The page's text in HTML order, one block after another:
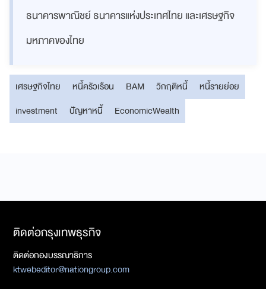
ธนาคารพาณิชย์ ธนาคารแห่งประเทศไทย และเศรษฐกิจ
มหภาคของไทย
เศรษฐกิจไทย หนี้ครัวเรือน BAM วิกฤติหนี้
หนี้รายย่อย
investment
ปัญหาหนี้ EconomicWealth
ติดต่อกรุงเทพธุรกิจ
ติดต่อกองบรรณาธิการ
ktwebeditor@nationgroup.com